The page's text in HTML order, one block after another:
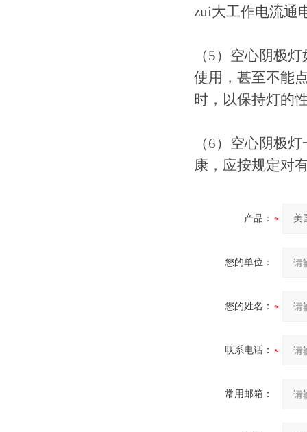
zui大工作电流通
（5）空心阴极
使用，甚至不能
时，以保持灯的
（6）空心阴极
康，应按规定对
产品：
您的单位：
您的姓名：
联系电话：
常用邮箱：